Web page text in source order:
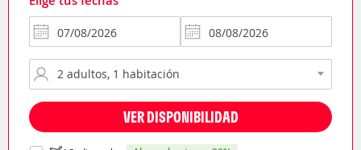
VER DISPONIBILIDAD